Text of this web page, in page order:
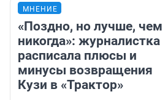
МНЕНИЕ
«Поздно, но лучше, чем
никогда»: журналистка
расписала плюсы и
минусы возвращения
Кузи в «Трактор»